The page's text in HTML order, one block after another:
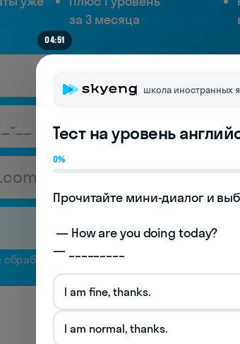
за 3 месяца
персональных данных
Оставить заявку
04:51
школа иностранных
Тест на уровень
0%
Прочитайте мини-диалог и
— _________
I am fine, thanks.
I am normal, thanks.